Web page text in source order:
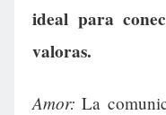
ideal para
valoras.
Amor: La